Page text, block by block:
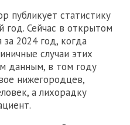
публикует статистику
год. Сейчас в открытом
2024 год, когда
случаи этих
данным, в том году
нижегородцев,
а лихорадку